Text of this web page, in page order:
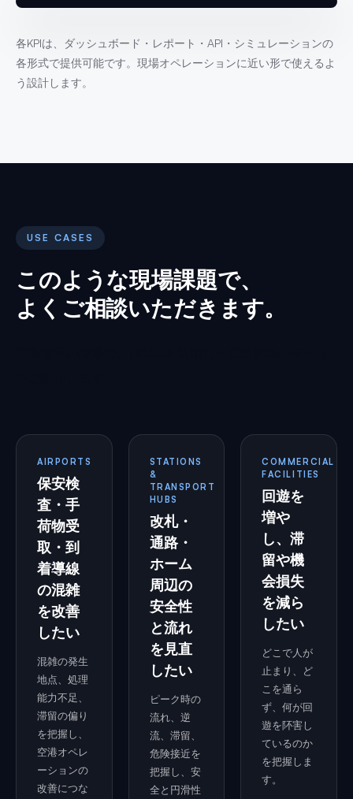
各KPIは、ダッシュボード・レポート・API・シミュレーションの
各形式で提供可能です。現場オペレーションに近い形で使えるよ
う設計します。
USE CASES
このような現場課題で、
よくご相談いただきます。
AIRPORTS
保安検
査・手
荷物受
取・到
着導線
の混雑
を改善
したい
混雑の発生
地点、処理
能力不足、
滞留の偏り
を把握し、
空港オペレ
ーションの
改善につな
STATIONS
&
TRANSPORT
HUBS
改札・
通路・
ホーム
周辺の
安全性
と流れ
を見直
したい
ピーク時の
流れ、逆
流、滞留、
危険接近を
把握し、安
全と円滑性
COMMERCIAL
FACILITIES
回遊を
増や
し、滞
留や機
会損失
を減ら
したい
どこで人が
止まり、ど
こを通ら
ず、何が回
遊を阫害し
ているのか
を把握しま
す。